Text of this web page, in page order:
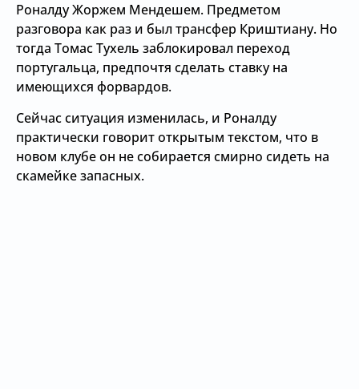
Роналду Жоржем Мендешем. Предметом
разговора как раз и был трансфер Криштиану. Но
тогда Томас Тухель заблокировал переход
португальца, предпочтя сделать ставку на
имеющихся форвардов.
Сейчас ситуация изменилась, и Роналду
практически говорит открытым текстом, что в
новом клубе он не собирается смирно сидеть на
скамейке запасных.